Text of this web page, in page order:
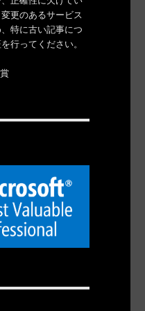
更のあるサービス
特に古い記事につ
行ってください。